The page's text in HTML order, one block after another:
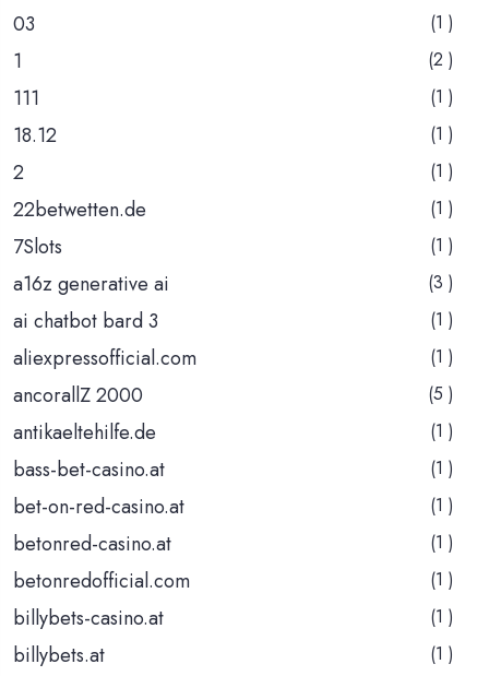
03 (1 )
1 (2 )
111 (1 )
18.12 (1 )
2 (1 )
22betwetten.de (1 )
7Slots (1 )
a16z generative ai (3 )
ai chatbot bard 3 (1 )
aliexpressofficial.com (1 )
ancorallZ 2000 (5 )
antikaeltehilfe.de (1 )
bass-bet-casino.at (1 )
bet-on-red-casino.at (1 )
betonred-casino.at (1 )
betonredofficial.com (1 )
billybets-casino.at (1 )
billybets.at (1 )